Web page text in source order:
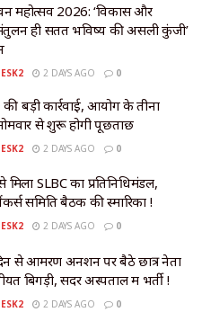
महोत्सव 2026: ‘विकास और
ही सतत भविष्य की असली कुंजी’
2 DAYS AGO 0
की बड़ी कार्रवाई, आयोग के तीनों
से शुरू होगी पूछताछ
2 DAYS AGO 0
SLBC का प्रतिनिधिमंडल,
समिति बैठक की स्मारिका !
2 DAYS AGO 0
से आमरण अनशन पर बैठे छात्र नेता
बिगड़ी, सदर अस्पताल में भर्ती !
2 DAYS AGO 0